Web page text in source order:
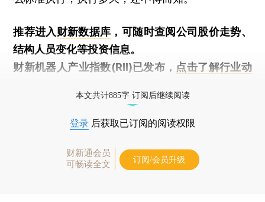
推荐进入财新数据库 ，可随时查阅公司股价走势、
结构人员变化等投资信息。
财新机器人产业指数(RII)已发布， 点击了解行业动
本文共计885字 订阅后继续阅读
登录 后获取已订阅的阅读权限
财新通会员
可畅读全文
订阅/会员升级